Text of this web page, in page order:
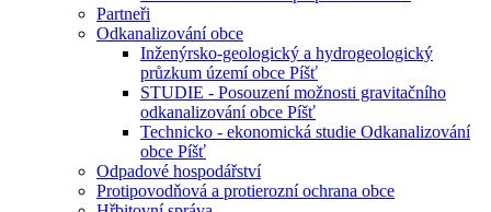
Partneři
Odkanalizování obce
Inženýrsko-geologický a hydrogeologický
průzkum území obce Píšť
STUDIE - Posouzení možnosti gravitačního
odkanalizování obce Píšť
Technicko - ekonomická studie Odkanalizování
obce Píšť
Odpadové hospodářství
Protipovodňová a protierozní ochrana obce